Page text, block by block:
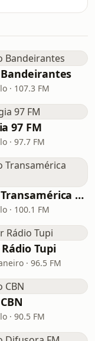
· 107.3 FM
97 FM
· 97.7 FM
Rádio Transamérica (TMC)
· 100.1 FM
Tupi
· 96.5 FM
· 90.5 FM